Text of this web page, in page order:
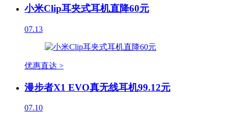
小米Clip耳夹式耳机直降60元
07.13
优惠直达 >
漫步者X1 EVO真无线耳机99.12元
07.10